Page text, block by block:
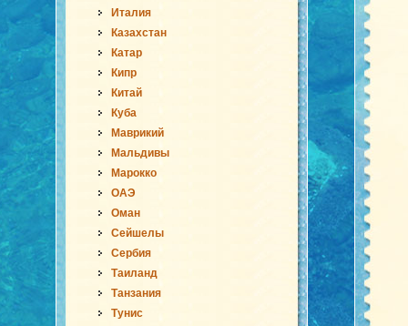
Италия
Казахстан
Катар
Кипр
Китай
Куба
Маврикий
Мальдивы
Марокко
ОАЭ
Оман
Сейшелы
Сербия
Таиланд
Танзания
Тунис